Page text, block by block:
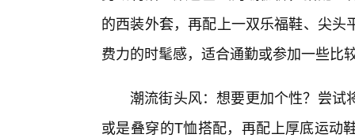
的西装外套，再配上一双乐福鞋、尖
费力的时髦感，适合通勤或参加一些比
潮流街头风：想要更加个性？尝试
或是叠穿的T恤搭配，再配上厚底运动